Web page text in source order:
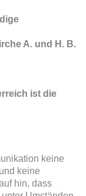
A. und H. B.
ist die
keine
keine
hin, dass